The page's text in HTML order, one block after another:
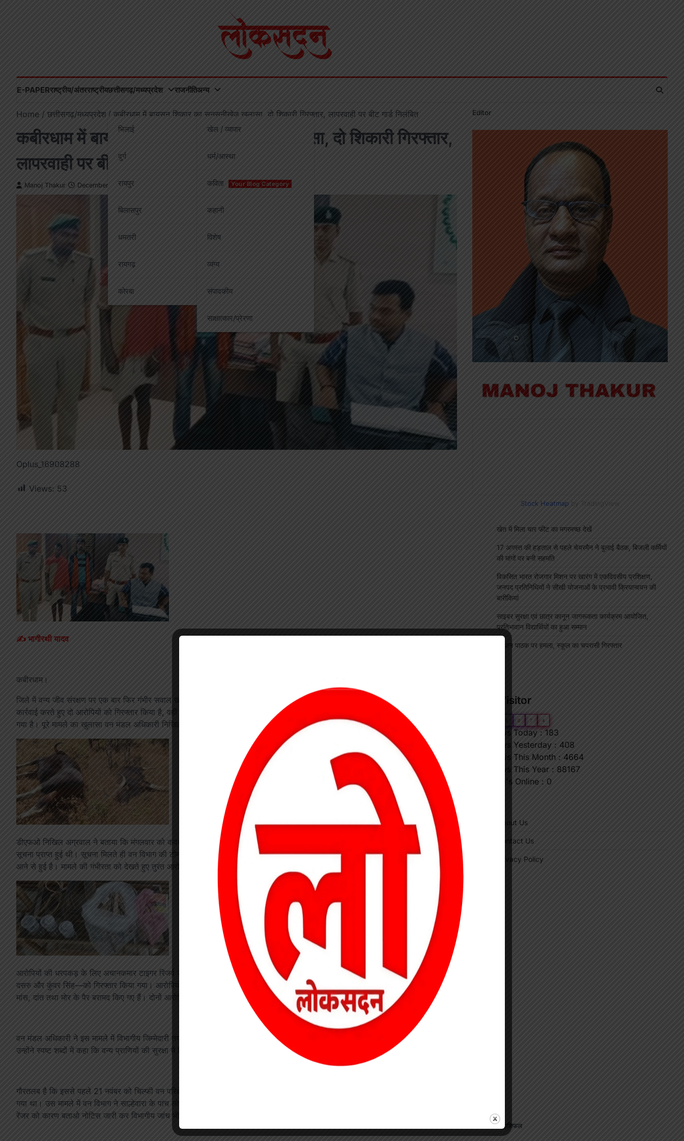
E-PAPERराष्ट्रीय/अंतरराष्ट्रीयछत्तीसगढ़/मध्यप्रदेश
भिलाई
दुर्ग
रायपुर
बिलासपुर
धमतरी
रायगढ़
कोरबा
राजनीतिअन्य
खेल / व्यापार
धर्म/आस्था
कविता Your Blog Category
कहानी
विशेष
व्यंग्य
संपादकीय
साक्षात्कार/प्रेरणा
Home छत्तीसगढ़/मध्यप्रदेश कबीरधाम में बायसन शिकार का सनसनीखेज खुलासा, दो शिकारी गिरफ्तार, लापरवाही पर बीट गार्ड निलंबित
कबीरधाम में बायसन शिकार का सनसनीखेज खुलासा, दो शिकारी गिरफ्तार,
लापरवाही पर बीट गार्ड निलंबित
Manoj Thakur December 17, 2025
Oplus_16908288
Views: 53
✍️ भागीरथी यादव
कबीरधाम।
जिले में वन्य जीव संरक्षण पर एक बार फिर गंभीर सवाल खड़े हो गए हैं। मंगलवार को सामने आए दो बायसन के शिकार के मामले में वन विभाग ने सख्त
कार्रवाई करते हुए दो आरोपियों को गिरफ्तार किया है, वहीं विभागीय लापरवाही मानते हुए संबंधित क्षेत्र के बीट गार्ड को तत्काल प्रभाव से निलंबित कर दिया
गया है। पूरे मामले का खुलासा वन मंडल अधिकारी निखिल अग्रवाल ने डिवीजन कार्यालय में आयोजित प्रेस कॉन्फ्रेंस में किया।
डीएफओ निखिल अग्रवाल ने बताया कि मंगलवार को कवर्धा वन परिक्षेत्र के बोकरखार जंगल अंतर्गत बीट क्रमांक 47 में दो बायसन की संदिग्ध मौत की
सूचना प्राप्त हुई थी। सूचना मिलते ही वन विभाग की टीम मौके पर पहुंची, जहां प्रारंभिक जांच में यह स्पष्ट हुआ कि दोनों बायसन की मौत करंट की चपेट में
आने से हुई है। मामले की गंभीरता को देखते हुए तुरंत आरोपियों की तलाश शुरू की गई।
आरोपियों की धरपकड़ के लिए अचानकमार टाइगर रिजर्व से डॉग स्क्वायड की मदद ली गई। सघन जांच और तलाशी अभियान के बाद दो जीजा-साला—
दसरु और कुंवर सिंह—को गिरफ्तार किया गया। आरोपियों के कब्जे से करंट लगाने में प्रयुक्त जीआई तार, कुल्हाड़ी, पूर्व में शिकार किए गए जंगली सूअर का
मांस, दांत तथा मोर के पैर बरामद किए गए हैं। दोनों आरोपियों को न्यायालय में पेश किया जा रहा है।
वन मंडल अधिकारी ने इस मामले में विभागीय जिम्मेदारी तय करते हुए संबंधित क्षेत्र के बीट गार्ड अनिल राजपूत को तत्काल प्रभाव से निलंबित कर दिया है।
उन्होंने स्पष्ट शब्दों में कहा कि वन्य प्राणियों की सुरक्षा में किसी भी स्तर पर लापरवाही बर्दाश्त नहीं की जाएगी और दोषियों पर कठोर कार्रवाई की जाएगी।
गौरतलब है कि इससे पहले 21 नवंबर को चिल्फी वन परिक्षेत्र के बाहनाखोदरा बीट क्रमांक 333 में भी एक सप्ताह के भीतर दो बायसन का शिकार किया
गया था। उस मामले में वन विभाग ने साल्हेवारा के पांच लोगों को गिरफ्तार किया था, जबकि अन्य फरार आरोपियों की तलाश अभी जारी है। साथ ही चिल्फी
रेंजर को कारण बताओ नोटिस जारी कर विभागीय जांच भी शुरू की गई है।
Editor
Stock Heatmap by TradingView
खेत में मिला चार फीट का मगरमच्छ देखें
17 अगस्त की हड़ताल से पहले चेयरमैन ने बुलाई बैठक, बिजली कर्मियों
की मांगों पर बनी सहमति
विकसित भारत रोजगार मिशन पर खारंग में एकदिवसीय प्रशिक्षण,
जनपद प्रतिनिधियों ने सीखी योजनाओं के प्रभावी क्रियान्वयन की
बारीकियां
साइबर सुरक्षा एवं छात्र कानून जागरूकता कार्यक्रम आयोजित,
प्रतिभावान विद्यार्थियों का हुआ सम्मान
प्रधान पाठक पर हमला, स्कूल का चपरासी गिरफ्तार
Our Visitor
0 7 4
Views Today : 183
Views Yesterday : 408
Views This Month : 4664
Views This Year : 88167
Who's Online : 0
About Us
Contact Us
Privacy Policy
जानिए अपना राशिफल